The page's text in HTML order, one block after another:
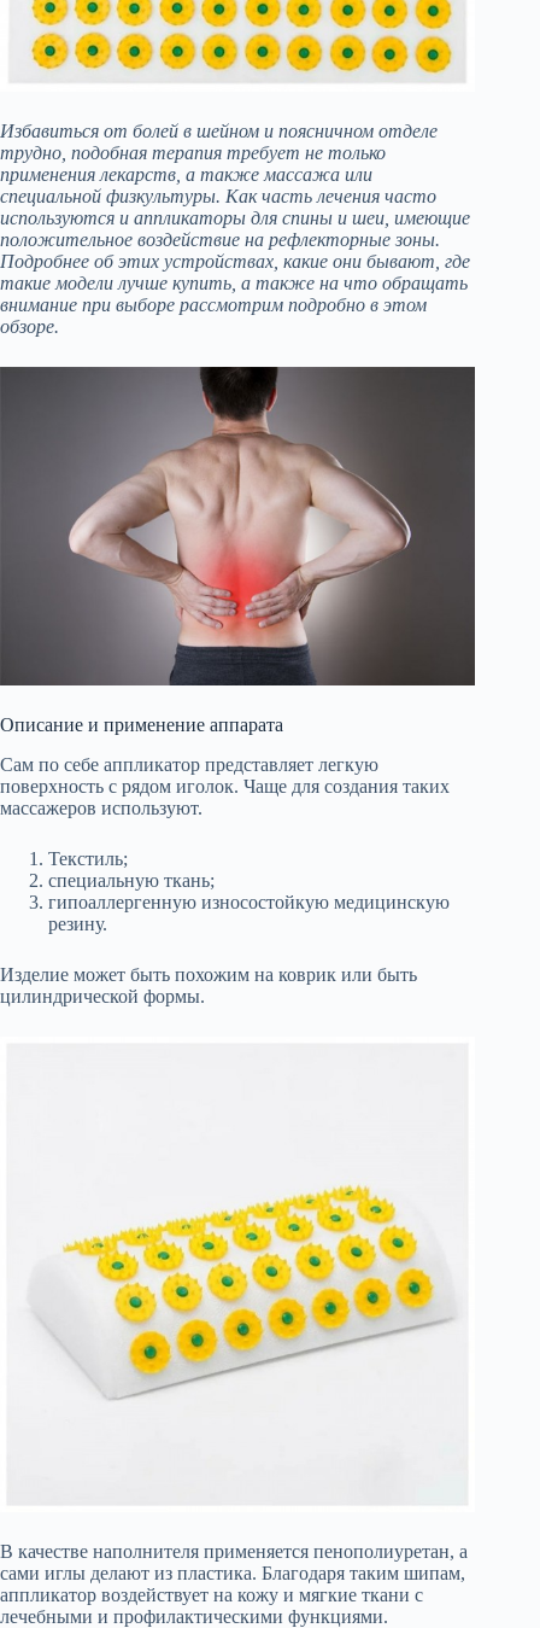
Избавиться от болей в шейном и поясничном отделе
трудно, подобная терапия требует не только
применения лекарств, а также массажа или
специальной физкультуры. Как часть лечения часто
используются и аппликаторы для спины и шеи, имеющие
положительное воздействие на рефлекторные зоны.
Подробнее об этих устройствах, какие они бывают, где
такие модели лучше купить, а также на что обращать
внимание при выборе рассмотрим подробно в этом
обзоре.
Описание и применение аппарата
Сам по себе аппликатор представляет легкую
поверхность с рядом иголок. Чаще для создания таких
массажеров используют.
Текстиль;
специальную ткань;
гипоаллергенную износостойкую медицинскую
резину.
Изделие может быть похожим на коврик или быть
цилиндрической формы.
В качестве наполнителя применяется пенополиуретан, а
сами иглы делают из пластика. Благодаря таким шипам,
аппликатор воздействует на кожу и мягкие ткани с
лечебными и профилактическими функциями.